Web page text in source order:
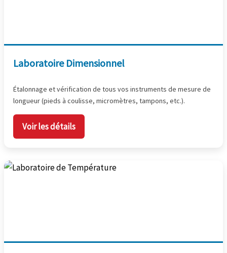
Laboratoire Dimensionnel
Étalonnage et vérification de tous vos instruments de mesure de
longueur (pieds à coulisse, micromètres, tampons, etc.).
Voir les détails